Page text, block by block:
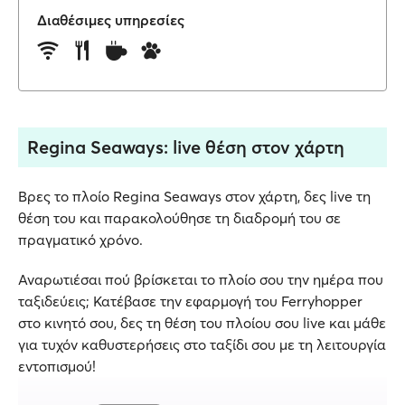
Διαθέσιμες υπηρεσίες
Regina Seaways: live θέση στον χάρτη
Βρες το πλοίο Regina Seaways στον χάρτη, δες live τη
θέση του και παρακολούθησε τη διαδρομή του σε
πραγματικό χρόνο.
Αναρωτιέσαι πού βρίσκεται το πλοίο σου την ημέρα που
ταξιδεύεις; Κατέβασε την εφαρμογή του Ferryhopper
στο κινητό σου, δες τη θέση του πλοίου σου live και μάθε
για τυχόν καθυστερήσεις στο ταξίδι σου με τη λειτουργία
εντοπισμού!